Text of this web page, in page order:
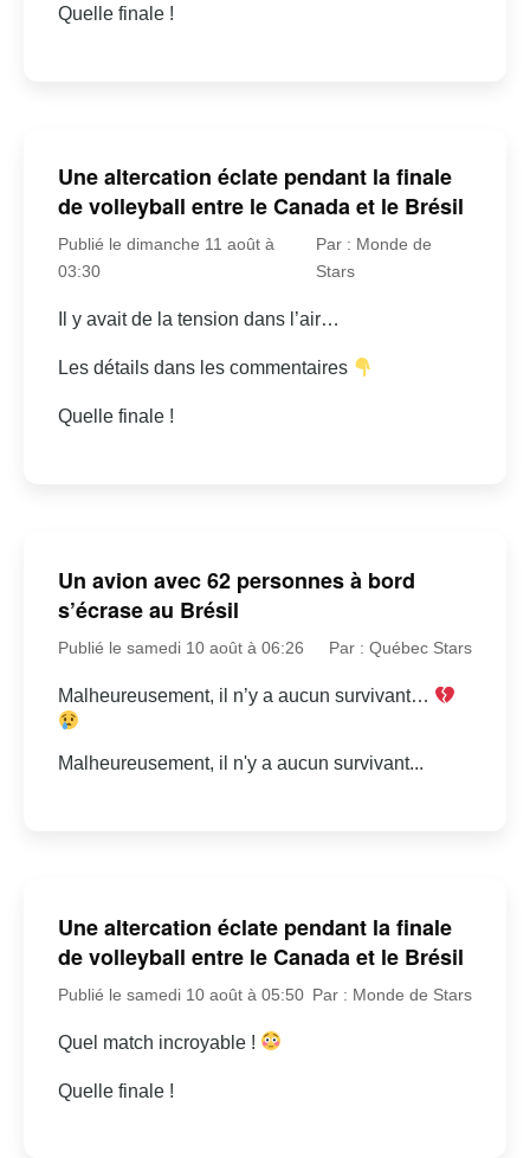
Quelle finale !
Une altercation éclate pendant la finale
de volleyball entre le Canada et le Brésil
Publié le dimanche 11 août à
03:30
Par : Monde de
Stars
Il y avait de la tension dans l’air…
Les détails dans les commentaires
Quelle finale !
Un avion avec 62 personnes à bord
s’écrase au Brésil
Publié le samedi 10 août à 06:26 Par : Québec Stars
Malheureusement, il n’y a aucun survivant…
Malheureusement, il n'y a aucun survivant...
Une altercation éclate pendant la finale
de volleyball entre le Canada et le Brésil
Publié le samedi 10 août à 05:50 Par : Monde de Stars
Quel match incroyable !
Quelle finale !